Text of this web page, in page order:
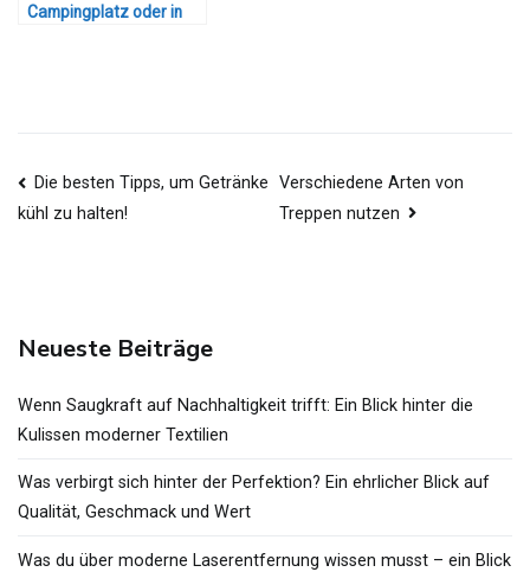
Campingplatz oder in
Beitragsnavigation
Die besten Tipps, um Getränke
kühl zu halten!
Verschiedene Arten von
Treppen nutzen
Neueste Beiträge
Wenn Saugkraft auf Nachhaltigkeit trifft: Ein Blick hinter die
Kulissen moderner Textilien
Was verbirgt sich hinter der Perfektion? Ein ehrlicher Blick auf
Qualität, Geschmack und Wert
Was du über moderne Laserentfernung wissen musst – ein Blick